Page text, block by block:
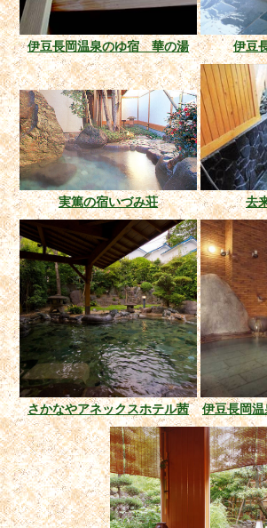
伊豆長岡温泉のゆ宿 華の湯 伊豆
実篤の宿いづみ荘 去
さかなやアネックスホテル茜 伊豆長岡